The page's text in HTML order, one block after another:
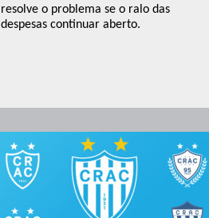
resolve o problema se o ralo das
despesas continuar aberto.